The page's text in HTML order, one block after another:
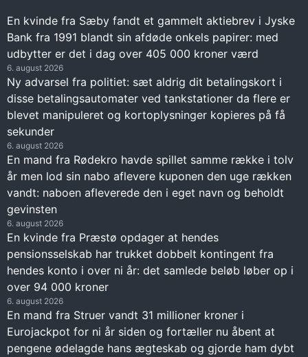
En kvinde fra Sæby fandt et gammelt aktiebrev i Jyske
Bank fra 1991 blandt sin afdøde onkels papirer: med
udbytter er det i dag over 405 000 kroner værd
6. august 2026
Ny advarsel fra politiet: sæt aldrig dit betalingskort i
disse betalingsautomater ved tankstationer da flere er
blevet manipuleret og kortoplysninger kopieres på få
sekunder
6. august 2026
En mand fra Rødekro havde spillet samme række i tolv
år men lod sin nabo aflevere kuponen den uge rækken
vandt: naboen afleverede den i eget navn og beholdt
gevinsten
6. august 2026
En kvinde fra Præstø opdager at hendes
pensionsselskab har trukket dobbelt kontingent fra
hendes konto i over ni år: det samlede beløb løber op i
over 94 000 kroner
6. august 2026
En mand fra Struer vandt 31 millioner kroner i
Eurojackpot for ni år siden og fortæller nu åbent at
pengene ødelagde hans ægteskab og gjorde ham dybt